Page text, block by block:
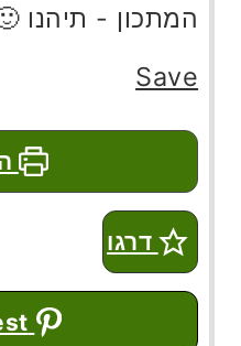
המתכון - תיהנו
Save
דרגו